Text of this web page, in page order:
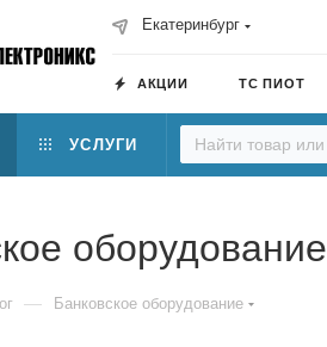
Екатеринбург
АКЦИИ ТС ПИОТ
УСЛУГИ
оборудование
— Банковское оборудование